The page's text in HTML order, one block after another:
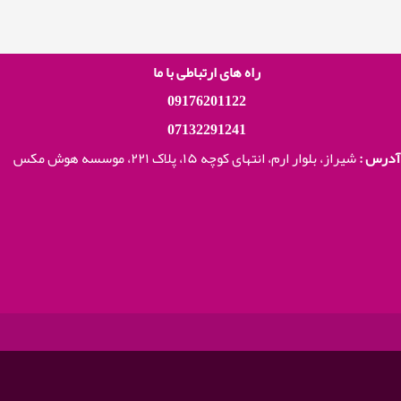
راه های ارتباطی با ما
09176201122
07132291241
آدرس :شیراز، بلوار ارم، انتهای کوچه ۱۵، پلاک ۲۲۱، موسسه هوش مکس